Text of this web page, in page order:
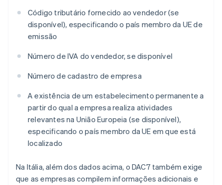
Código tributário fornecido ao vendedor (se
disponível), especificando o país membro da UE de
emissão
Número de IVA do vendedor, se disponível
Número de cadastro de empresa
A existência de um estabelecimento permanente a
partir do qual a empresa realiza atividades
relevantes na União Europeia (se disponível),
especificando o país membro da UE em que está
localizado
Na Itália, além dos dados acima, o DAC7 também exige
que as empresas compilem informações adicionais e